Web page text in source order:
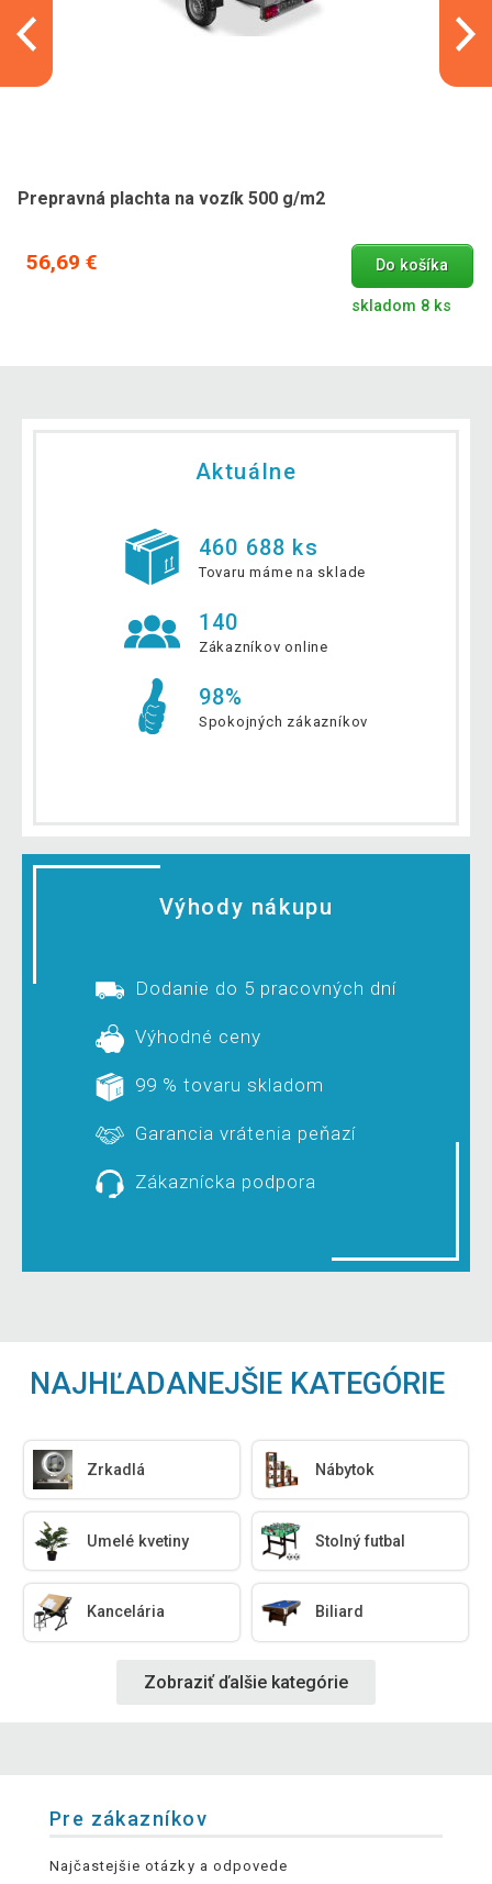
Prepravná plachta na vozík 500 g/m2
56,69 € Do košíka
skladom 8 ks
Aktuálne
460 688 ks
Tovaru máme na sklade
140
Zákazníkov online
98%
Spokojných zákazníkov
Výhody nákupu
Dodanie do 5 pracovných dní
Výhodné ceny
99 % tovaru skladom
Garancia vrátenia peňazí
Zákaznícka podpora
NAJHĽADANEJŠIE KATEGÓRIE
Zrkadlá Nábytok
Umelé kvetiny Stolný futbal
Kancelária Biliard
Zobraziť ďalšie kategórie
Pre zákazníkov
Najčastejšie otázky a odpovede